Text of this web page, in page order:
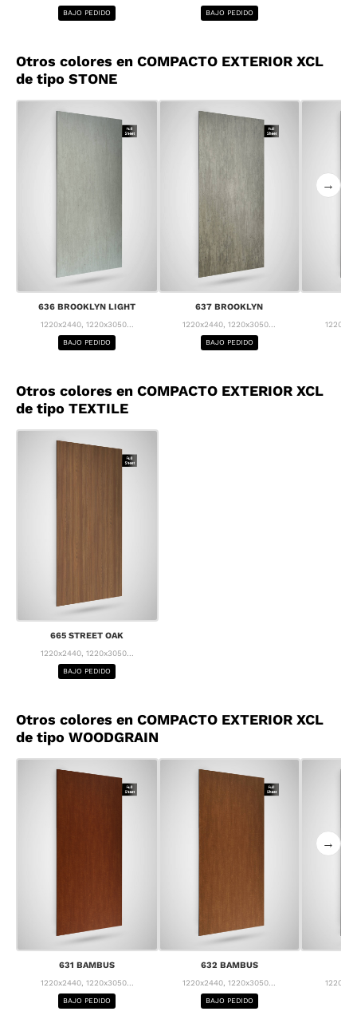
BAJO PEDIDO BAJO PEDIDO
Otros colores en COMPACTO EXTERIOR XCL
de tipo STONE
636 BROOKLYN LIGHT
1220x2440, 1220x3050...
BAJO PEDIDO
637 BROOKLYN
1220x2440, 1220x3050...
BAJO PEDIDO
→
Otros colores en COMPACTO EXTERIOR XCL
de tipo TEXTILE
665 STREET OAK
1220x2440, 1220x3050...
BAJO PEDIDO
Otros colores en COMPACTO EXTERIOR XCL
de tipo WOODGRAIN
631 BAMBUS
1220x2440, 1220x3050...
BAJO PEDIDO
632 BAMBUS
1220x2440, 1220x3050...
BAJO PEDIDO
→